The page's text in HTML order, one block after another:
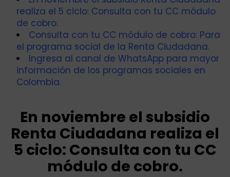
realiza el 5 ciclo: Consulta con tu CC módulo
de cobro.
Consulta con tu CC módulo de cobro: Para
el programa social de la Renta Ciudadana.
Ingresa al canal de WhatsApp para mayor
información de los programas sociales en
Colombia.
En noviembre el subsidio
Renta Ciudadana realiza el
5 ciclo: Consulta con tu CC
módulo de cobro.